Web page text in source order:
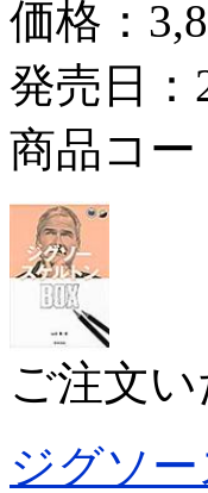
価格：
発売日：
商品コー
ご注文
ジグソ